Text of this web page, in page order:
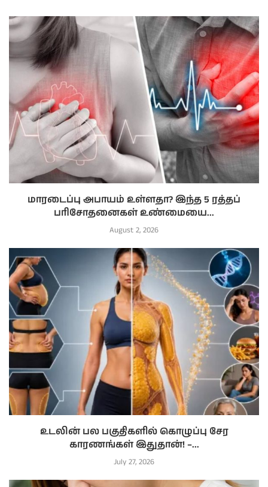
மாரடைப்பு அபாயம் உள்ளதா? இந்த 5 ரத்தப்
பரிசோதனைகள் உண்மையை...
August 2, 2026
உடலின் பல பகுதிகளில் கொழுப்பு சேர
காரணங்கள் இதுதான்! –...
July 27, 2026